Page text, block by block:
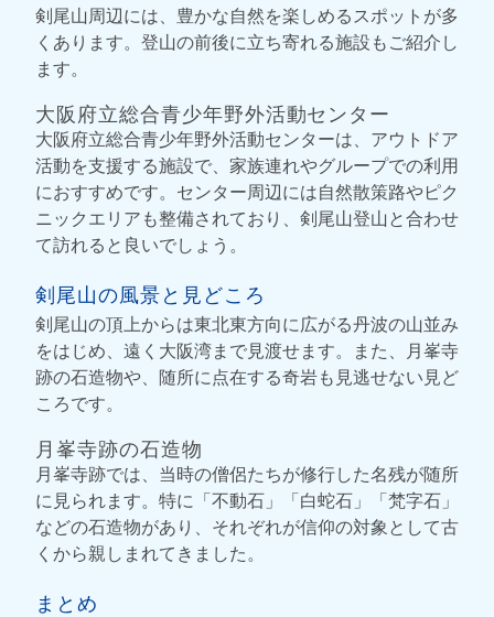
剣尾山周辺には、豊かな自然を楽しめるスポットが多
くあります。登山の前後に立ち寄れる施設もご紹介し
ます。
大阪府立総合青少年野外活動センター
大阪府立総合青少年野外活動センターは、アウトドア
活動を支援する施設で、家族連れやグループでの利用
におすすめです。センター周辺には自然散策路やピク
ニックエリアも整備されており、剣尾山登山と合わせ
て訪れると良いでしょう。
剣尾山の風景と見どころ
剣尾山の頂上からは東北東方向に広がる丹波の山並み
をはじめ、遠く大阪湾まで見渡せます。また、月峯寺
跡の石造物や、随所に点在する奇岩も見逃せない見ど
ころです。
月峯寺跡の石造物
月峯寺跡では、当時の僧侶たちが修行した名残が随所
に見られます。特に「不動石」「白蛇石」「梵字石」
などの石造物があり、それぞれが信仰の対象として古
くから親しまれてきました。
まとめ